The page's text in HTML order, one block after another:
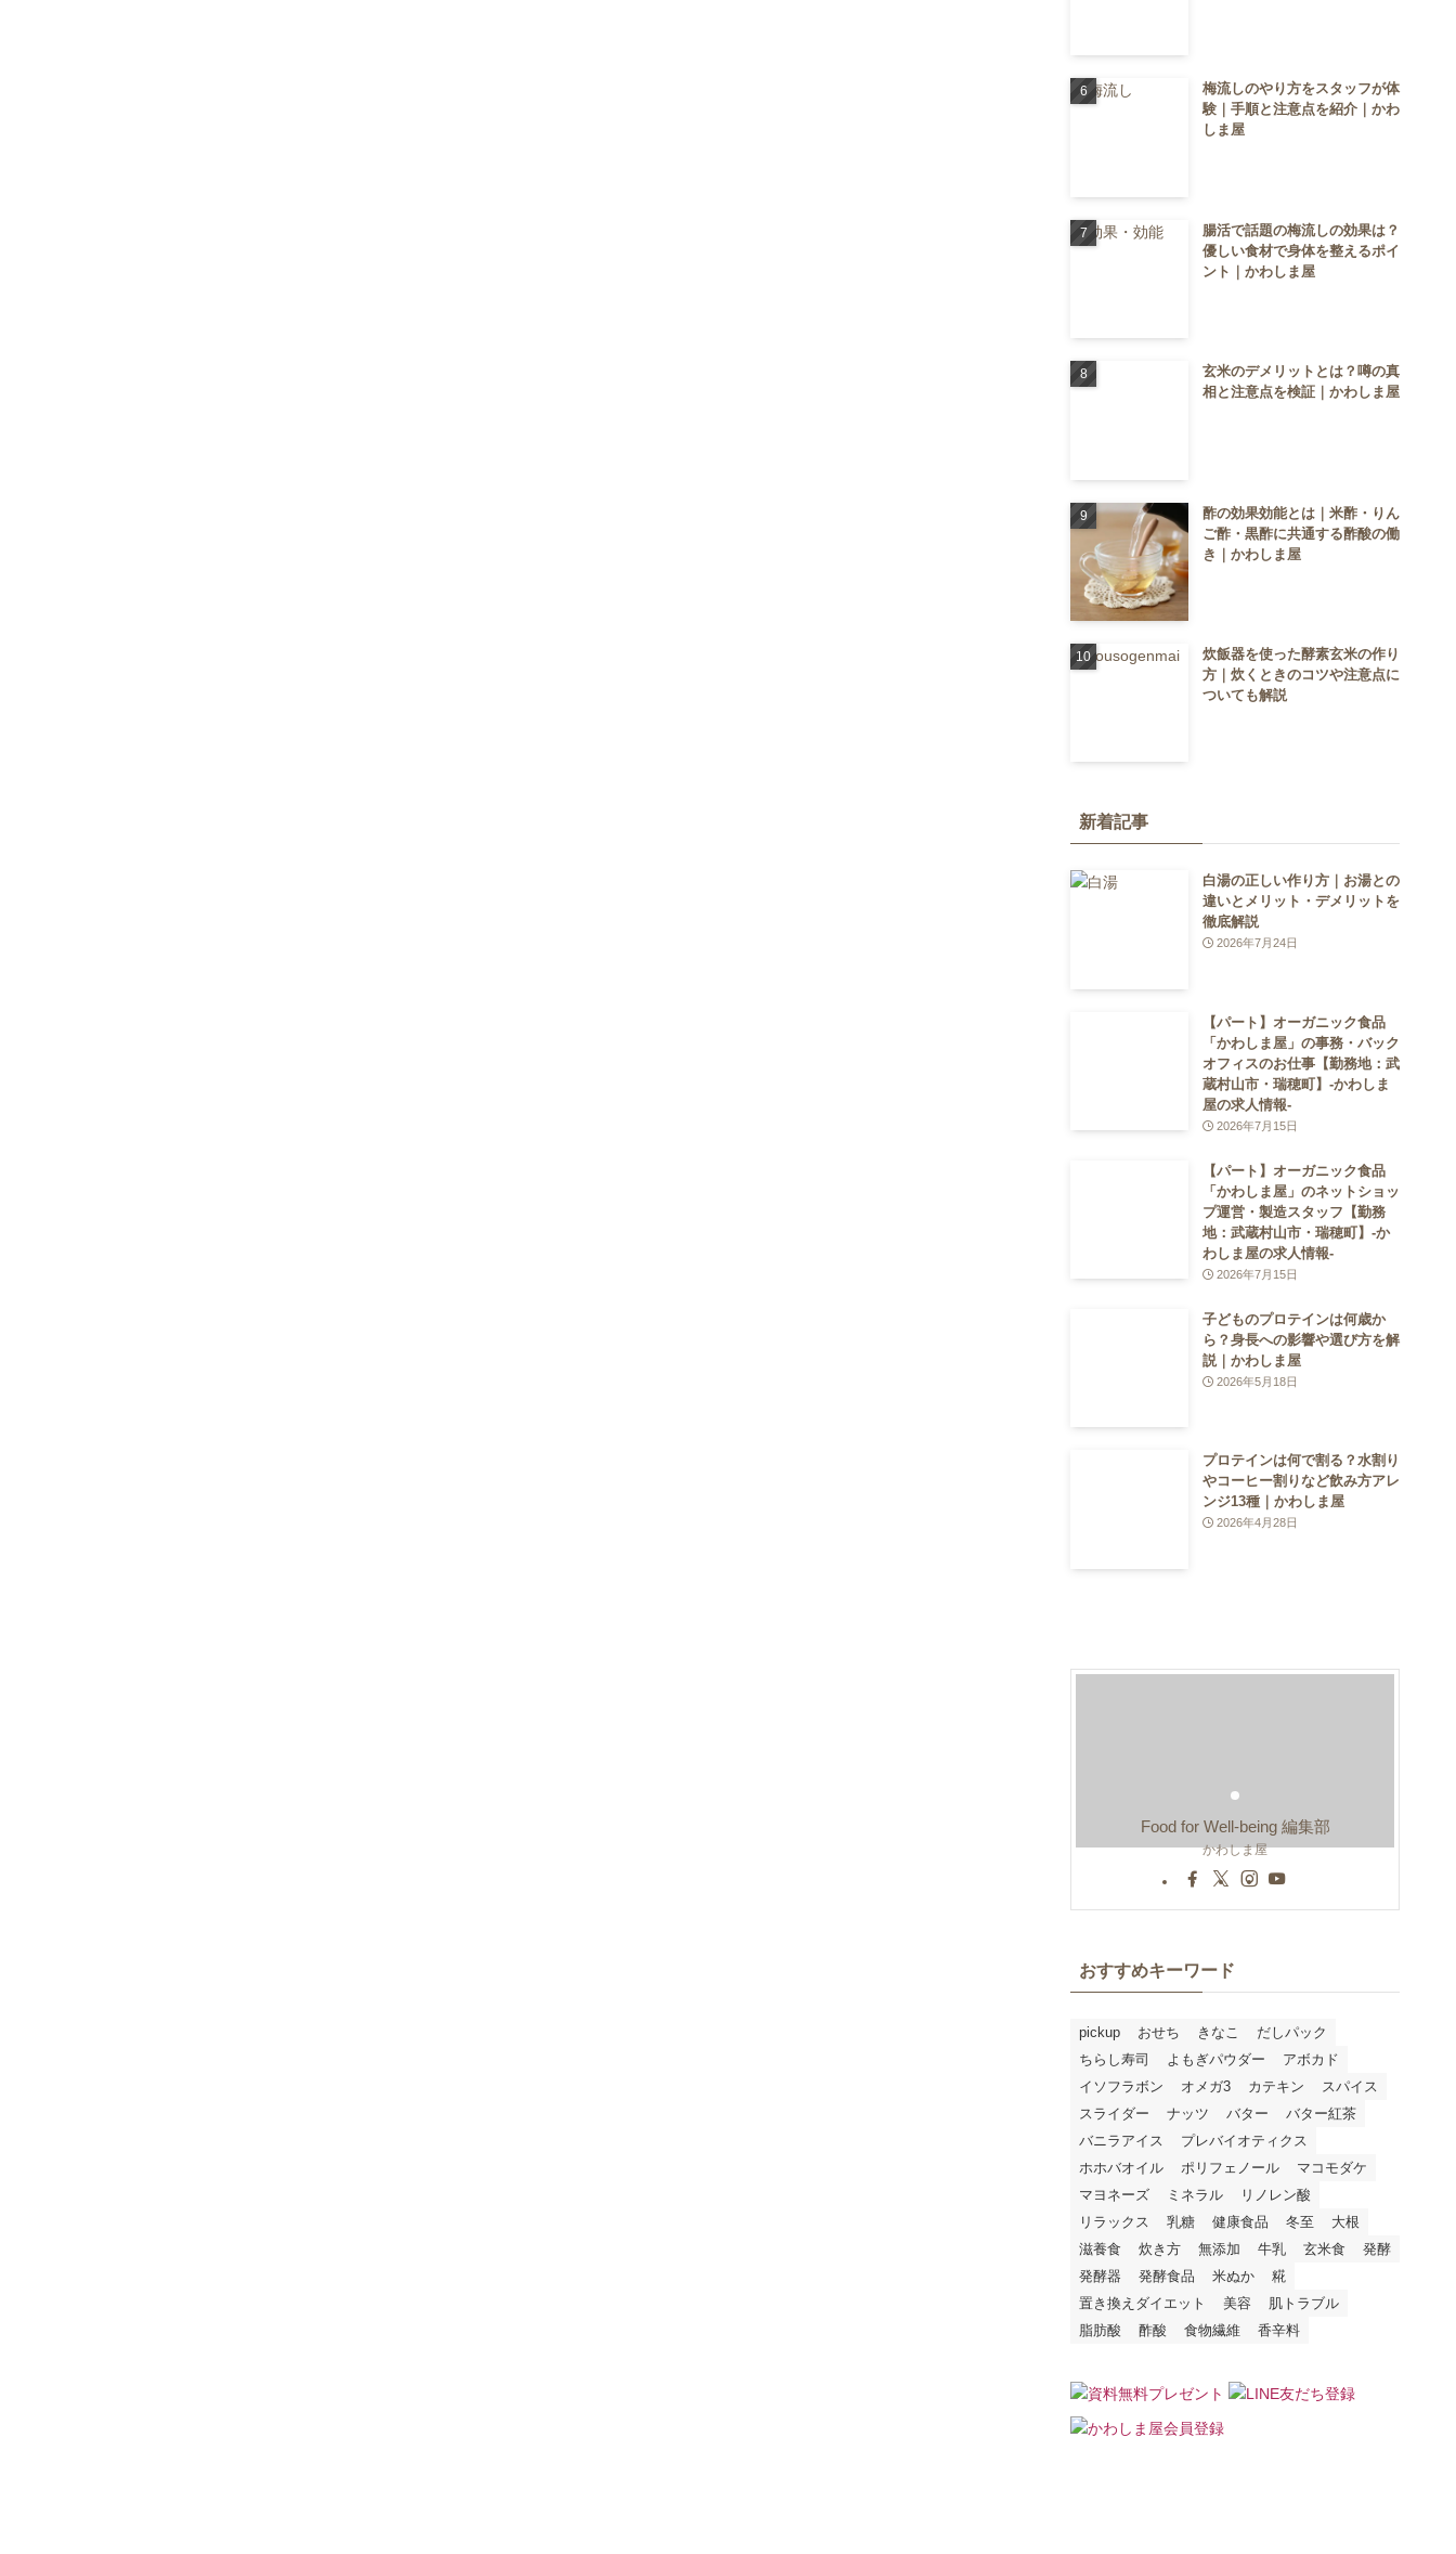
梅流しのやり方をスタッフが体
験｜手順と注意点を紹介｜かわ
しま屋
腸活で話題の梅流しの効果は？
優しい食材で身体を整えるポイ
ント｜かわしま屋
玄米のデメリットとは？噂の真
相と注意点を検証｜かわしま屋
酢の効果効能とは｜米酢・りん
ご酢・黒酢に共通する酢酸の働
き｜かわしま屋
炊飯器を使った酵素玄米の作り
方｜炊くときのコツや注意点に
ついても解説
新着記事
白湯の正しい作り方｜お湯との
違いとメリット・デメリットを
徹底解説
2026年7月24日
【パート】オーガニック食品
「かわしま屋」の事務・バック
オフィスのお仕事【勤務地：武
蔵村山市・瑞穂町】-かわしま
屋の求人情報-
2026年7月15日
【パート】オーガニック食品
「かわしま屋」のネットショッ
プ運営・製造スタッフ【勤務
地：武蔵村山市・瑞穂町】-か
わしま屋の求人情報-
2026年7月15日
子どものプロテインは何歳か
ら？身長への影響や選び方を解
説｜かわしま屋
2026年5月18日
プロテインは何で割る？水割り
やコーヒー割りなど飲み方アレ
ンジ13種｜かわしま屋
2026年4月28日
Food for Well-being 編集部
かわしま屋
おすすめキーワード
pickup おせち きなこ
だしパック
ちらし寿司
よもぎパウダー
アボカド
イソフラボン
オメガ3 カテキン
スパイス
スライダー
ナッツ バター
バター紅茶
バニラアイス
プレバイオティクス
ホホバオイル
ポリフェノール
マコモダケ
マヨネーズ
ミネラル
リノレン酸
リラックス
乳糖 健康食品 冬至
大根
滋養食
炊き方 無添加 牛乳 玄米食
発酵
発酵器
発酵食品 米ぬか
糀
置き換えダイエット
美容
肌トラブル
脂肪酸
酢酸 食物繊維 香辛料